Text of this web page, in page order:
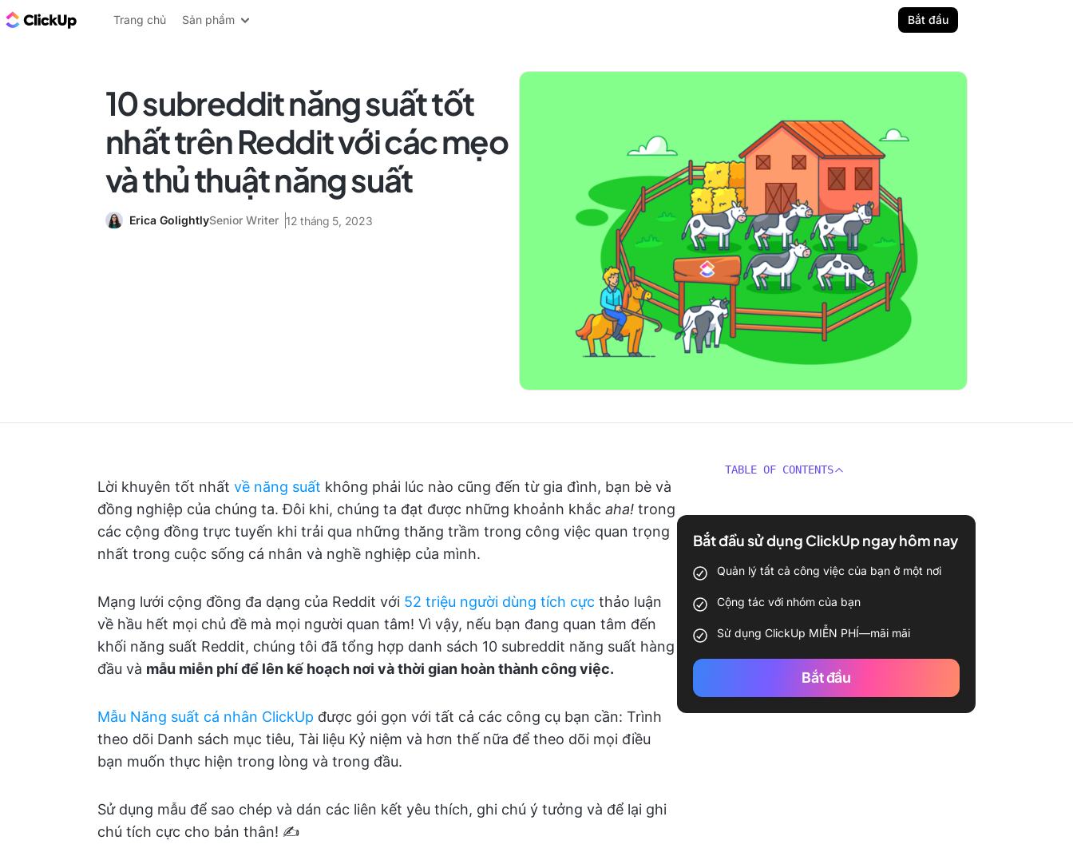
ClickUp Blog
Trang chủ Sản phẩm Bắt đầu
10 subreddit năng suất tốt
nhất trên Reddit với các mẹo
và thủ thuật năng suất
Erica GolightlySenior Writer 12 tháng 5, 2023
Lời khuyên tốt nhất về năng suất không phải lúc nào cũng đến từ gia đình, bạn bè và
đồng nghiệp của chúng ta. Đôi khi, chúng ta đạt được những khoảnh khắc aha! trong
các cộng đồng trực tuyến khi trải qua những thăng trầm trong công việc quan trọng
nhất trong cuộc sống cá nhân và nghề nghiệp của mình.
Mạng lưới cộng đồng đa dạng của Reddit với 52 triệu người dùng tích cực thảo luận
về hầu hết mọi chủ đề mà mọi người quan tâm! Vì vậy, nếu bạn đang quan tâm đến
khối năng suất Reddit, chúng tôi đã tổng hợp danh sách 10 subreddit năng suất hàng
đầu và mẫu miễn phí để lên kế hoạch nơi và thời gian hoàn thành công việc.
Mẫu Năng suất cá nhân ClickUp được gói gọn với tất cả các công cụ bạn cần: Trình
theo dõi Danh sách mục tiêu, Tài liệu Kỷ niệm và hơn thế nữa để theo dõi mọi điều
bạn muốn thực hiện trong lòng và trong đầu.
Sử dụng mẫu để sao chép và dán các liên kết yêu thích, ghi chú ý tưởng và để lại ghi
chú tích cực cho bản thân! ✍️
TABLE OF CONTENTS
Bắt đầu sử dụng ClickUp ngay hôm nay
Quản lý tất cả công việc của bạn ở một nơi
Cộng tác với nhóm của bạn
Sử dụng ClickUp MIỄN PHÍ—mãi mãi
Bắt đầu